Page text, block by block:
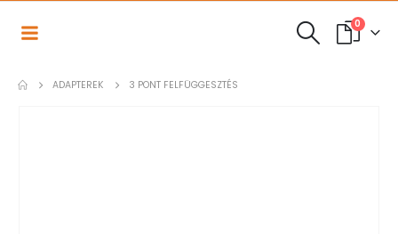
0
ADAPTEREK 3 PONT FELFÜGGESZTÉS